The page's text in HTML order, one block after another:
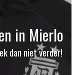
in Mierlo
dan niet verder!